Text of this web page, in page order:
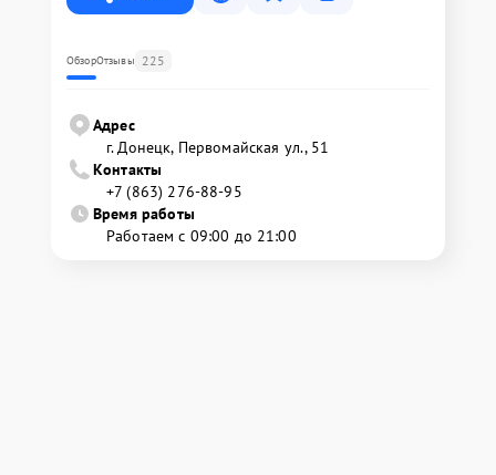
ОбзорОтзывы 225
Адрес
г. Донецк, Первомайская ул., 51
Контакты
+7 (863) 276-88-95
Время работы
Работаем с 09:00 до 21:00